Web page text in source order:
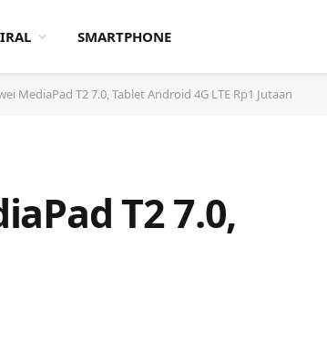
SMARTPHONE
MediaPad T2 7.0, Tablet Android 4G LTE Rp1 Jutaan
T2 7.0,